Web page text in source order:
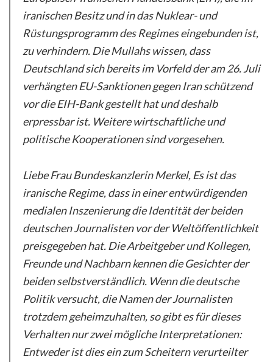
iranischen Besitz und in das Nuklear- und
Rüstungsprogramm des Regimes eingebunden ist,
zu verhindern. Die Mullahs wissen, dass
Deutschland sich bereits im Vorfeld der am 26. Juli
verhängten EU-Sanktionen gegen Iran schützend
vor die EIH-Bank gestellt hat und deshalb
erpressbar ist. Weitere wirtschaftliche und
politische Kooperationen sind vorgesehen.
Liebe Frau Bundeskanzlerin Merkel, Es ist das
iranische Regime, dass in einer entwürdigenden
medialen Inszenierung die Identität der beiden
deutschen Journalisten vor der Weltöffentlichkeit
preisgegeben hat. Die Arbeitgeber und Kollegen,
Freunde und Nachbarn kennen die Gesichter der
beiden selbstverständlich. Wenn die deutsche
Politik versucht, die Namen der Journalisten
trotzdem geheimzuhalten, so gibt es für dieses
Verhalten nur zwei mögliche Interpretationen:
Entweder ist dies ein zum Scheitern verurteilter